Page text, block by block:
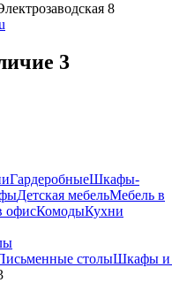
8
3
ГардеробныеШкафы-
Детская мебельМебель в
офисКомодыКухни
столыШкафы и